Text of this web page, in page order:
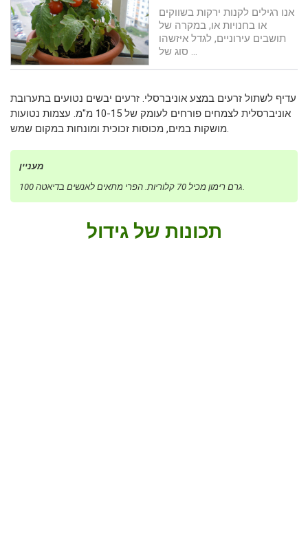
אנו רגילים לקנות ירקות בשווקים
או בחנויות או, במקרה של
תושבים עירוניים, לגדל איזשהו
סוג של ...
עדיף לשתול זרעים במצע אוניברסלי. זרעים יבשים נטועים בתערובת
אוניברסלית לצמחים פורחים לעומק של 10-15 מ"מ. עצמות נטועות
מושקות במים, מכוסות זכוכית ומונחות במקום שמש.
מעניין
תכונות של גידול